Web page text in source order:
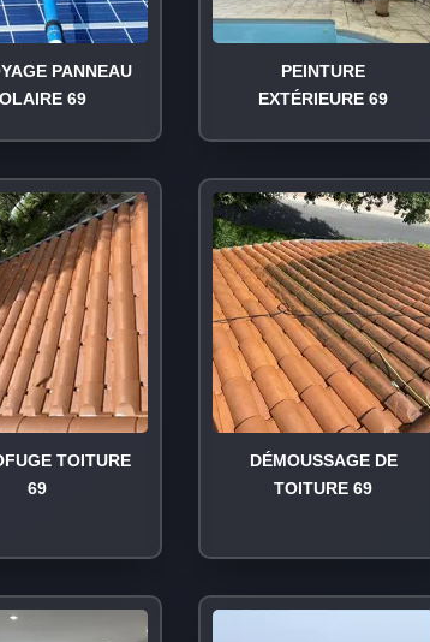
PANNEAU
69
PEINTURE
EXTÉRIEURE 69
TOITURE
69
DÉMOUSSAGE DE
TOITURE 69